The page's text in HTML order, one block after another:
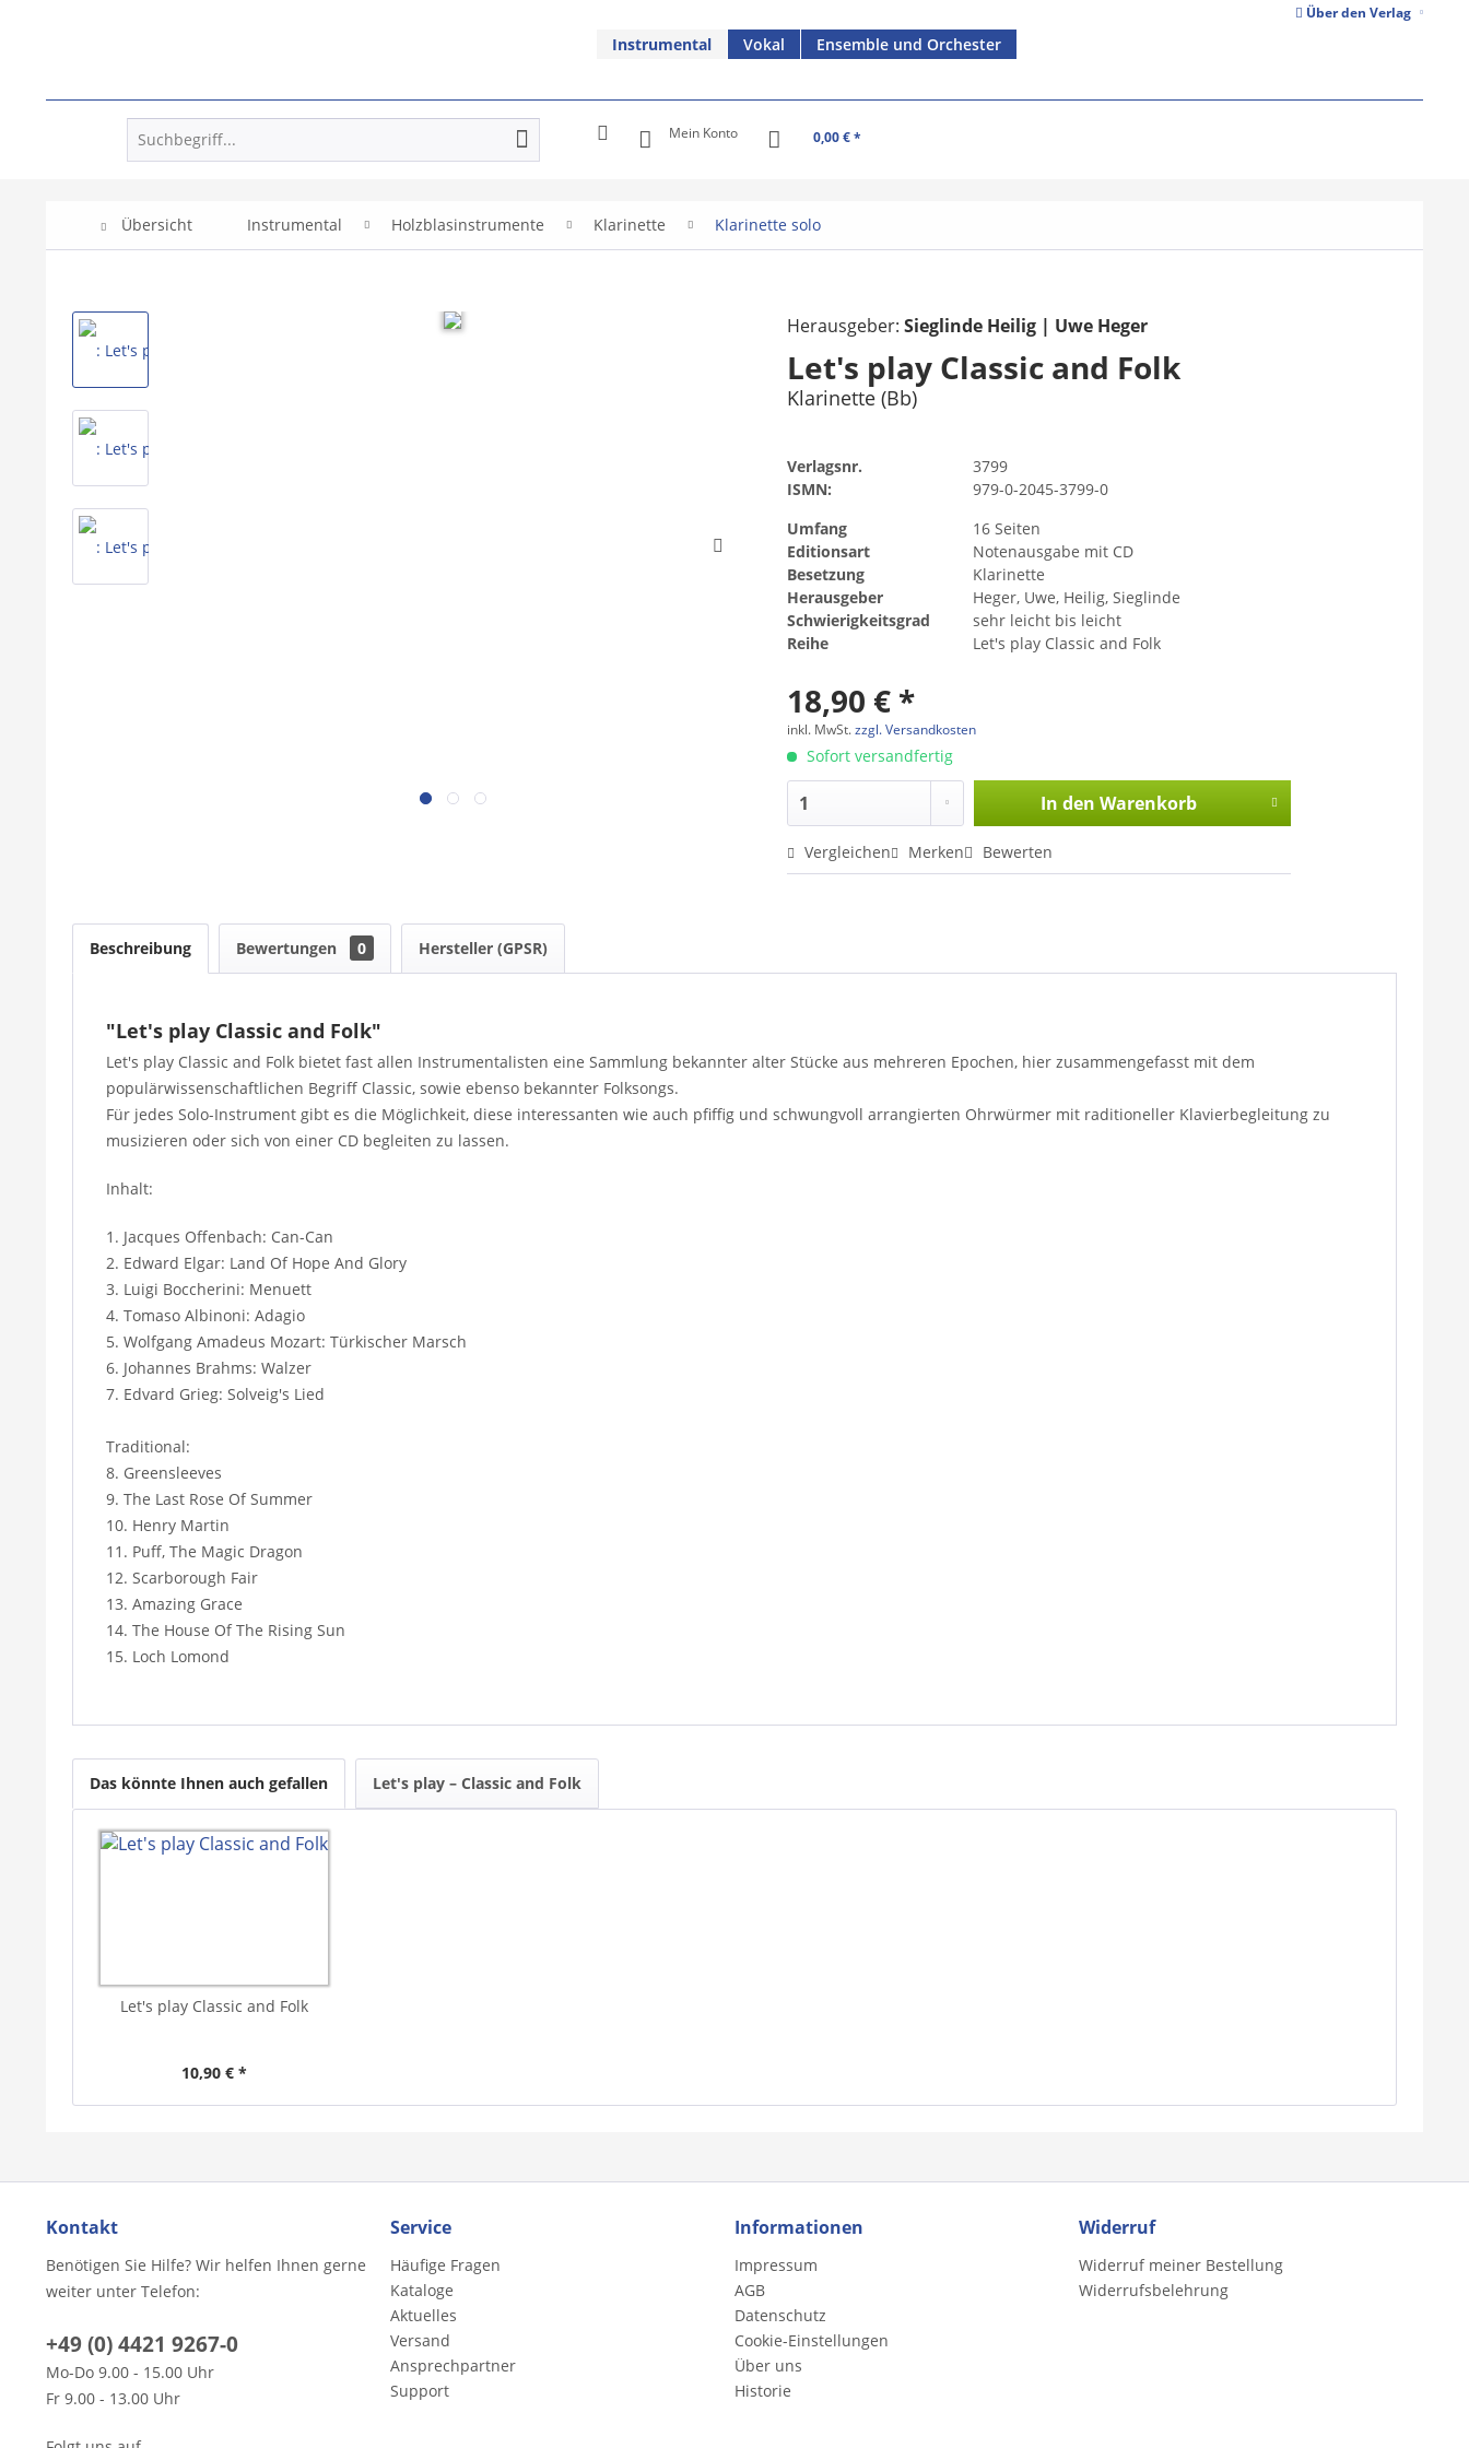
Über den Verlag
Instrumental Vokal Ensemble und Orchester
Mein Konto 0,00 € *
Übersicht Instrumental Holzblasinstrumente Klarinette Klarinette solo
Herausgeber:Sieglinde Heilig | Uwe Heger
Let's play Classic and Folk
Klarinette (Bb)
Verlagsnr.
3799
ISMN:
979-0-2045-3799-0
Umfang
16 Seiten
Editionsart
Notenausgabe mit CD
Besetzung
Klarinette
Herausgeber
Heger, Uwe, Heilig, Sieglinde
Schwierigkeitsgrad
sehr leicht bis leicht
Reihe
Let's play Classic and Folk
18,90 € *
inkl. MwSt.zzgl. Versandkosten
Sofort versandfertig
In den Warenkorb
Vergleichen Merken Bewerten
Beschreibung Bewertungen 0 Hersteller (GPSR)
"Let's play Classic and Folk"
Let's play Classic and Folk bietet fast allen Instrumentalisten eine Sammlung bekannter alter Stücke aus mehreren Epochen, hier zusammengefasst mit dem
populärwissenschaftlichen Begriff Classic, sowie ebenso bekannter Folksongs.
Für jedes Solo-Instrument gibt es die Möglichkeit, diese interessanten wie auch pfiffig und schwungvoll arrangierten Ohrwürmer mit raditioneller Klavierbegleitung zu
musizieren oder sich von einer CD begleiten zu lassen.
Inhalt:
1. Jacques Offenbach: Can-Can
2. Edward Elgar: Land Of Hope And Glory
3. Luigi Boccherini: Menuett
4. Tomaso Albinoni: Adagio
5. Wolfgang Amadeus Mozart: Türkischer Marsch
6. Johannes Brahms: Walzer
7. Edvard Grieg: Solveig's Lied
Traditional:
8. Greensleeves
9. The Last Rose Of Summer
10. Henry Martin
11. Puff, The Magic Dragon
12. Scarborough Fair
13. Amazing Grace
14. The House Of The Rising Sun
15. Loch Lomond
Das könnte Ihnen auch gefallen Let's play – Classic and Folk
Let's play Classic and Folk
10,90 € *
Kontakt
Benötigen Sie Hilfe? Wir helfen Ihnen gerne
weiter unter Telefon:
+49 (0) 4421 9267-0
Mo-Do 9.00 - 15.00 Uhr
Fr 9.00 - 13.00 Uhr
Service
Häufige Fragen
Kataloge
Aktuelles
Versand
Ansprechpartner
Support
Informationen
Impressum
AGB
Datenschutz
Cookie-Einstellungen
Über uns
Historie
Widerruf
Widerruf meiner Bestellung
Widerrufsbelehrung